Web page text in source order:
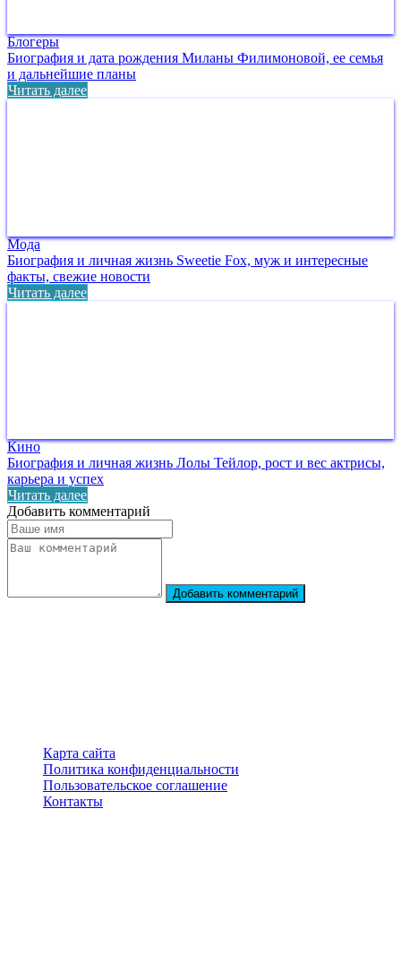
Блогеры
Биография и дата рождения Миланы Филимоновой, ее семья
и дальнейшие планы
Читать далее
Мода
Биография и личная жизнь Sweetie Fox, муж и интересные
факты, свежие новости
Читать далее
Кино
Биография и личная жизнь Лолы Тейлор, рост и вес актрисы,
карьера и успех
Читать далее
Добавить комментарий
Добавить комментарий
Карта сайта
Политика конфиденциальности
Пользовательское соглашение
Контакты